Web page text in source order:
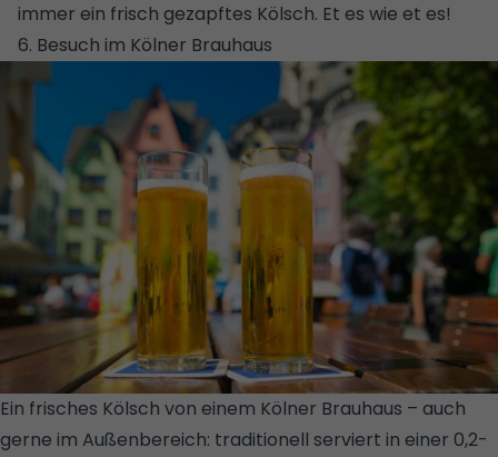
immer ein frisch gezapftes Kölsch. Et es wie et es!
6. Besuch im Kölner Brauhaus
Ein frisches Kölsch von einem Kölner Brauhaus – auch
gerne im Außenbereich: traditionell serviert in einer 0,2-